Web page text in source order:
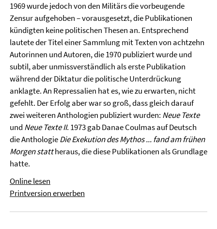
1969 wurde jedoch von den Militärs die vorbeugende
Zensur aufgehoben – vorausgesetzt, die Publikationen
kündigten keine politischen Thesen an. Entsprechend
lautete der Titel einer Sammlung mit Texten von achtzehn
Autorinnen und Autoren, die 1970 publiziert wurde und
subtil, aber unmissverständlich als erste Publikation
während der Diktatur die politische Unterdrückung
anklagte. An Repressalien hat es, wie zu erwarten, nicht
gefehlt. Der Erfolg aber war so groß, dass gleich darauf
zwei weiteren Anthologien publiziert wurden: Neue Texte
und Neue Texte II. 1973 gab Danae Coulmas auf Deutsch
die AnthologieDie Exekution des Mythos ... fand am frühen
Morgen stattheraus, die diese Publikationen als Grundlage
hatte.
Online lesen
Printversion erwerben